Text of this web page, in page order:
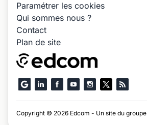
Paramétrer les cookies
Qui sommes nous ?
Contact
Plan de site
Copyright © 2026 Edcom - Un site du groupe